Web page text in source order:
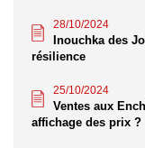
28/10/2024
Inouchka des
résilience
25/10/2024
Ventes aux
affichage des prix ?